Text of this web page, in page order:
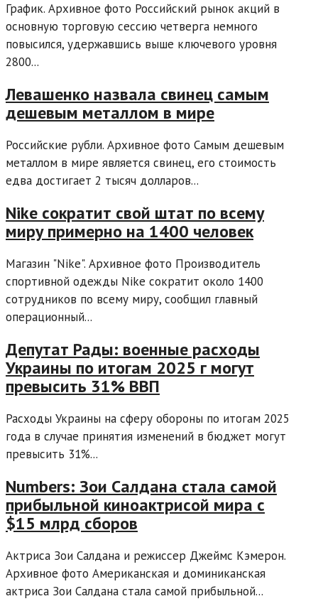
График. Архивное фото Российский рынок акций в
основную торговую сессию четверга немного
повысился, удержавшись выше ключевого уровня
2800...
Левашенко назвала свинец самым
дешевым металлом в мире
Российские рубли. Архивное фото Самым дешевым
металлом в мире является свинец, его стоимость
едва достигает 2 тысяч долларов...
Nike сократит свой штат по всему
миру примерно на 1400 человек
Магазин "Nike". Архивное фото Производитель
спортивной одежды Nike сократит около 1400
сотрудников по всему миру, сообщил главный
операционный...
Депутат Рады: военные расходы
Украины по итогам 2025 г могут
превысить 31% ВВП
Расходы Украины на сферу обороны по итогам 2025
года в случае принятия изменений в бюджет могут
превысить 31%...
Numbers: Зои Салдана стала самой
прибыльной киноактрисой мира с
$15 млрд сборов
Актриса Зои Салдана и режиссер Джеймс Кэмерон.
Архивное фото Американская и доминиканская
актриса Зои Салдана стала самой прибыльной...